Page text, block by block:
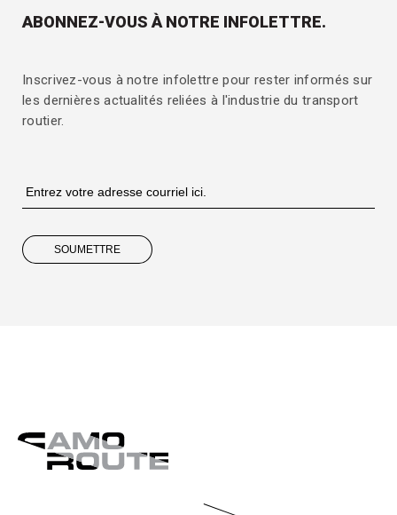
ABONNEZ-VOUS À NOTRE INFOLETTRE.
Inscrivez-vous à notre infolettre pour rester informés sur
les dernières actualités reliées à l'industrie du transport
routier.
SOUMETTRE